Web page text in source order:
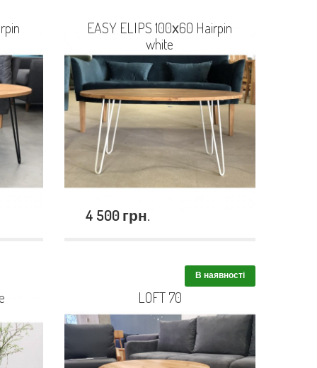
EASY ELIPS 100х60 Hairpin
white
4 500 грн.
В наявності
LOFT 70